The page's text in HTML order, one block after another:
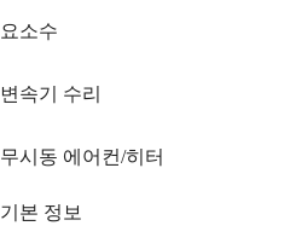
요소수
변속기 수리
무시동 에어컨/히터
기본 정보